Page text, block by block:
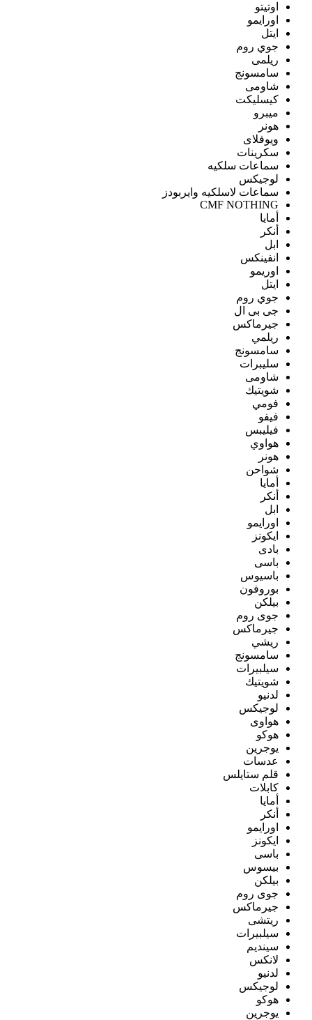
اوتيتو
اورايمو
ايتل
جوي روم
ريلمى
سامسونج
شاومى
كيسليكت
ميبرو
هونر
ويوفلاى
سكرينات
سماعات سلكيه
لوجيكس
سماعات لاسلكيه وايربودز
CMF NOTHING
أمايا
أنكر
ابل
انفينكس
اوريمو
ايتل
جوي روم
جى بى ال
جيرماكس
ريلمي
سامسونج
سليبرات
شاومى
شويتيك
فومي
فيفو
فيليبس
هواوي
هونر
شواحن
أمايا
أنكر
ابل
اورايمو
ايكونز
بادى
باسى
باسيوس
بوروفون
بيلكن
جوى روم
جيرماكس
ريشي
سامسونج
سيلبيرات
شويتيك
لدنيو
لوجيكس
هواوى
هوكو
يوجرين
عدسات
قلم ستايلس
كابلات
أمايا
أنكر
اورايمو
ايكونز
باسى
بيسوس
بيلكن
جوى روم
جيرماكس
ريتشى
سيلبيرات
سينديم
لانكس
لدنيو
لوجيكس
هوكو
يوجرين